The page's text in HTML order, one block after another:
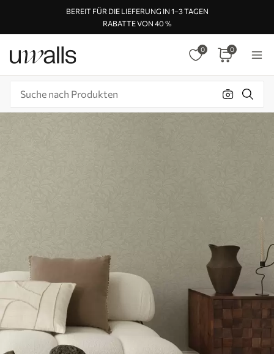
BEREIT FÜR DIE LIEFERUNG IN 1–3 TAGEN
RABATTE VON 40 %
0 0